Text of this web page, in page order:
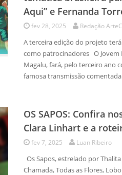
Aqui” e Fernanda
fev 28, 2025 Redação
A terceira edição do projeto
como patrocinadores O
Magalu, fará, pelo terceiro ano
famosa transmissão
OS SAPOS: Confira
Clara Linhart e a
fev 7, 2025 Luan Ribeiro
Os Sapos, estrelado por
Chamada, Todas as Flores,